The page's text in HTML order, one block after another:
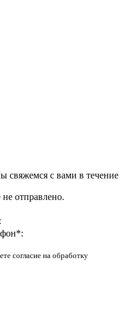
свяжемся с вами в течение
отправлено.
*:
согласие на обработку